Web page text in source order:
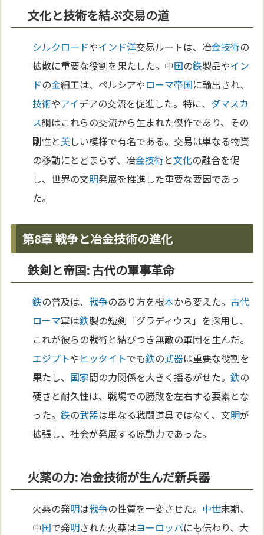
文化と技術を結ぶ交易の道
シルクロードやインド洋交易ルートは、冶金技術の
拡散に重要な役割を果たした。中国の鉄製品やイン
ドの金細工は、ペルシアやローマ帝国に輸出され、
技術やアイデアの交流を促進した。特に、 ダマスカ
ス鋼はこれらの交流から生まれた傑作であり、その
剛性と美しい模様で有名である。交易は単なる物資
の移動にとどまらず、冶金技術と文化の融合を促
し、世界の文明発展を推進した重要な要因であっ
た。
第8章 戦争と冶金技術の進化
鉄剣と帝国: 古代の軍事革命
鉄の普及は、戦争のあり方を根本から変えた。古代
ローマ軍は鉄製の短剣「グラディウス」を採用し、
これが彼らの戦術と結びつき無敵の軍団を生んだ。
エジプトや ヒッタイトでも鉄の武器は重要な役割を
果たし、 国家間の力関係を大きく揺るがせた。鉄の
硬さと耐久性は、戦場での勝敗を左右する要素とな
った。鉄の武器は単なる戦闘道具ではなく、文明が
拡張し、社会が発展する原動力であった。
火薬の力: 冶金技術が生んだ新兵器
火薬の発明は戦争の性質を一変させた。 中世末期、
中国で発明された火薬はヨーロッパにも伝わり、大